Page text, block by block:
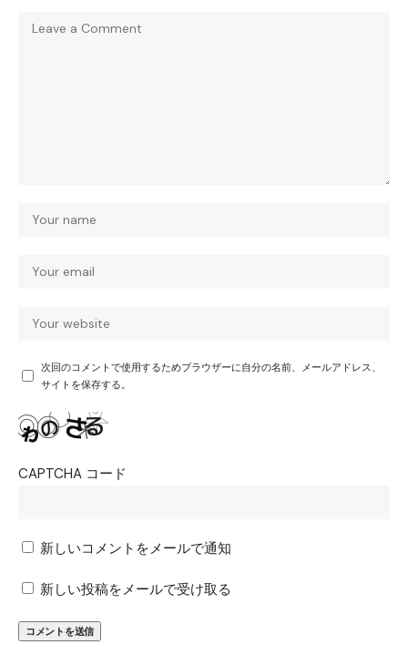
次回のコメントで使用するためブラウザーに自分の名前、メールアドレス、
サイトを保存する。
CAPTCHA コード
新しいコメントをメールで通知
新しい投稿をメールで受け取る